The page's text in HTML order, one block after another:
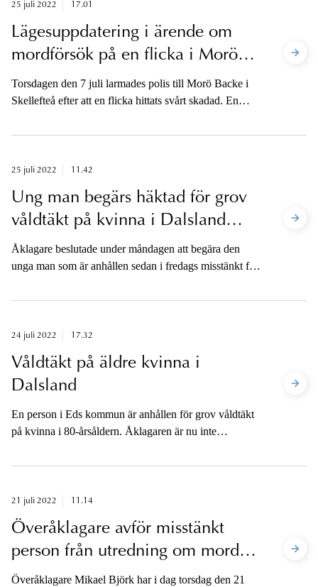
25 juli 2022 17.01
Lägesuppdatering i ärende om
mordförsök på en flicka i Morö
Backe i Skellefteå
Torsdagen den 7 juli larmades polis till Morö Backe i
Skellefteå efter att en flicka hittats svårt skadad. En
kommer en statusuppdatering från åklagaren om läget i
25 juli 2022 11.42
Ung man begärs häktad för grov
våldtäkt på kvinna i Dalsland
(obs! uppdaterad)
Åklagare beslutade under måndagen att begära den
unga man som är anhållen sedan i fredags misstänkt för
kommun i torsdags häktad. Åklagaren är tillgänglig för
häktningsförhandlingarna avslutats.
24 juli 2022 17.32
Våldtäkt på äldre kvinna i
Dalsland
En person i Eds kommun är anhållen för grov våldtäkt
på kvinna i 80-årsåldern. Åklagaren är nu inte
21 juli 2022 11.14
Överåklagare avför misstänkt
person från utredning om mord i
Skövde
Överåklagare Mikael Björk har i dag torsdag den 21